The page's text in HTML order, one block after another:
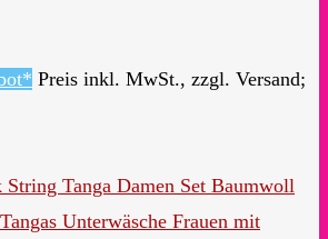
Preis inkl. MwSt., zzgl. Versand;